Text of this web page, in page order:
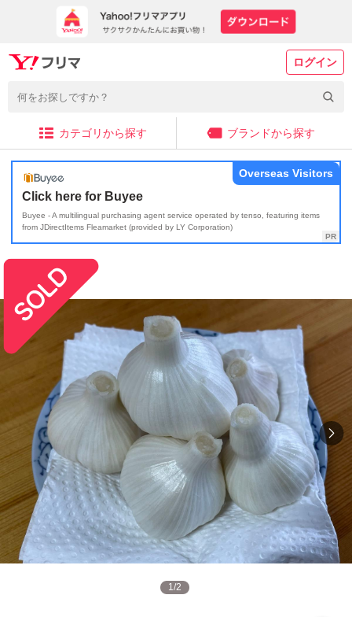
ログイン
カテゴリから探す ブランドから探す
Click here for Buyee
Buyee - A multilingual purchasing agent service operated by tenso, featuring items
from JDirectItems Fleamarket (provided by LY Corporation)
Overseas Visitors
1/2